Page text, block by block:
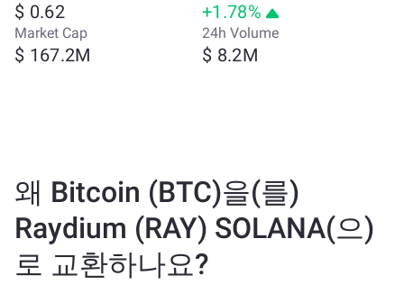
$ 0.62 +1.78%
Market Cap
$ 167.2M
24h Volume
$ 8.2M
왜 Bitcoin (BTC)을(를)
Raydium (RAY) SOLANA(으)
로 교환하나요?